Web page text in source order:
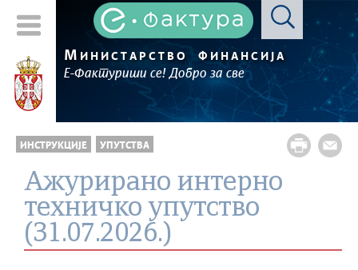
М ИНИСТАРСТВО ФИНАНСИЈА
Е-Фактуриши се! Добро за све
ИНСТРУКЦИЈЕ УПУТСТВА
Ажурирано интерно
техничко упутство
(31.07.2026.)